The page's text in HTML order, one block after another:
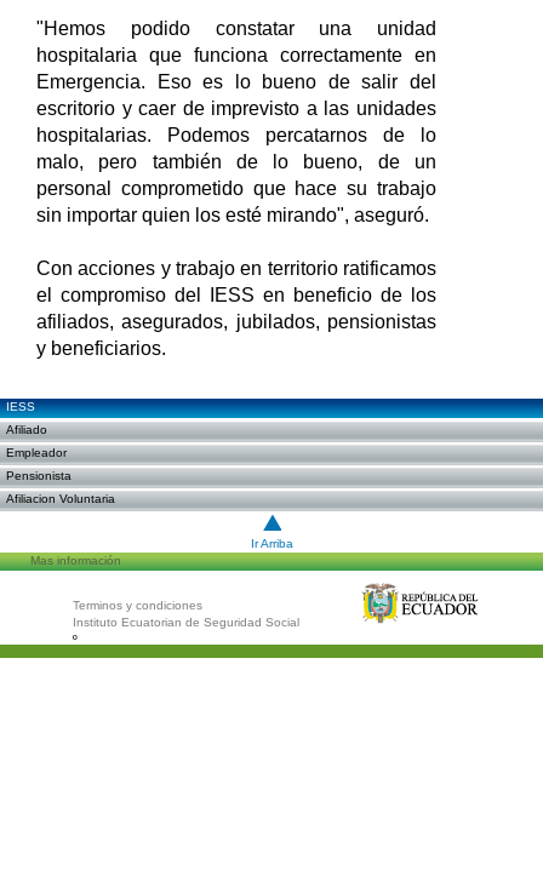
"Hemos podido constatar una unidad
hospitalaria que funciona correctamente en
Emergencia. Eso es lo bueno de salir del
escritorio y caer de imprevisto a las unidades
hospitalarias. Podemos percatarnos de lo
malo, pero también de lo bueno, de un
personal comprometido que hace su trabajo
sin importar quien los esté mirando", aseguró.
Con acciones y trabajo en territorio ratificamos
el compromiso del IESS en beneficio de los
afiliados, asegurados, jubilados, pensionistas
y beneficiarios.
IESS
Afiliado
Empleador
Pensionista
Afiliacion Voluntaria
Ir Arriba
Mas información
Terminos y condiciones
Instituto Ecuatorian de Seguridad Social
º